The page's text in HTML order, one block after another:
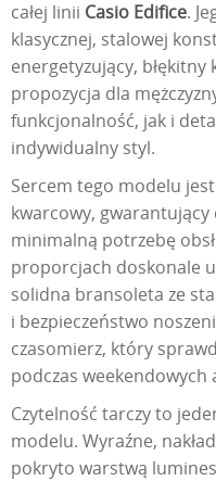
całej linii Casio Edifice.
klasycznej, stalowej
energetyzujący,
propozycja dla
funkcjonalność, jak i
indywidualny styl.
Sercem tego modelu
kwarcowy, gwarantujący
minimalną potrzebę
proporcjach doskonale
solidna bransoleta ze
i bezpieczeństwo
czasomierz, który
podczas weekendowych
Czytelność tarczy to
modelu. Wyraźne,
pokryto warstwą